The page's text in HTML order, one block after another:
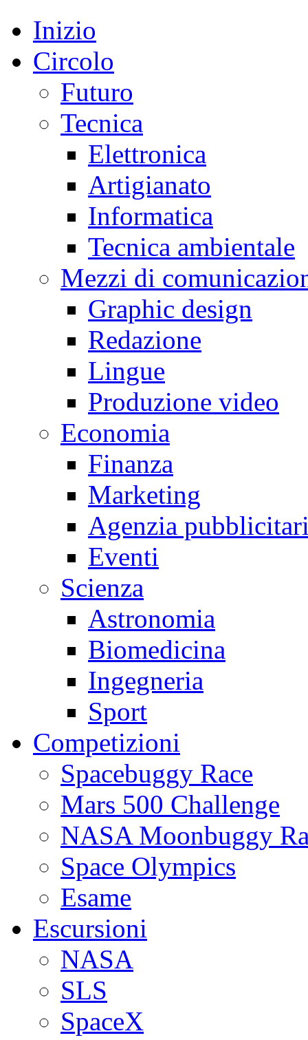
Inizio
Circolo
Futuro
Tecnica
Elettronica
Artigianato
Informatica
Tecnica ambientale
Mezzi di
Graphic design
Redazione
Lingue
Produzione video
Economia
Finanza
Marketing
Agenzia
Eventi
Scienza
Astronomia
Biomedicina
Ingegneria
Sport
Competizioni
Spacebuggy Race
Mars 500 Challenge
NASA Moonbuggy
Space Olympics
Esame
Escursioni
NASA
SLS
SpaceX